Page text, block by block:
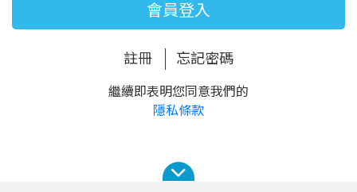
會員登入
註冊 忘記密碼
繼續即表明您同意我們的
隱私條款